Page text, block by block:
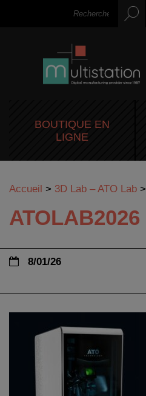
BOUTIQUE EN
LIGNE
Accueil > 3D Lab – ATO Lab >
ATOLAB2026
8/01/26